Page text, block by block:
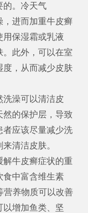
。冷天气
，进而加重牛皮癣
用保湿霜或乳液
。此外，可以在室
度，从而减少皮肤
澡可以清洁皮
然的保护层，导致
者应该尽量减少洗
清洁皮肤。
牛皮癣症状的重
食中富含维生素
营养物质可以改善
以增加鱼类、坚